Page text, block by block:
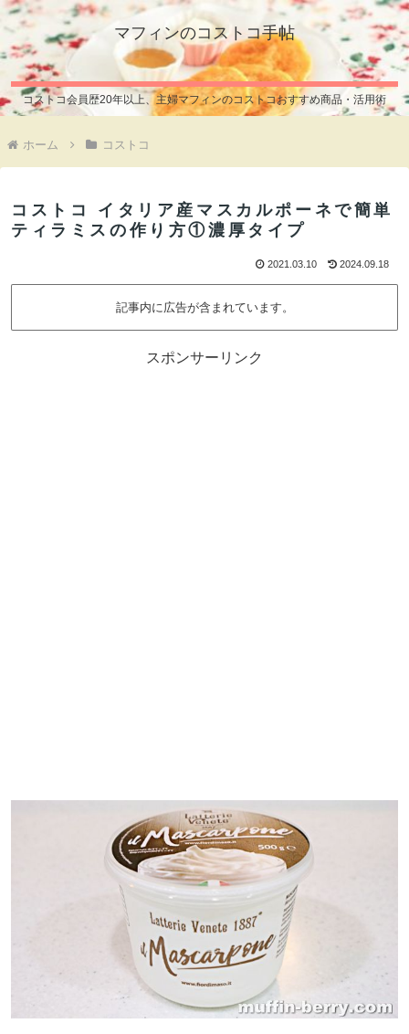
マフィンのコストコ手帖
コストコ会員歴20年以上、主婦マフィンのコストコおすすめ商品・活用術
ホーム コストコ
コストコ イタリア産マスカルポーネで簡単
ティラミスの作り方①濃厚タイプ
2021.03.10 2024.09.18
記事内に広告が含まれています。
スポンサーリンク